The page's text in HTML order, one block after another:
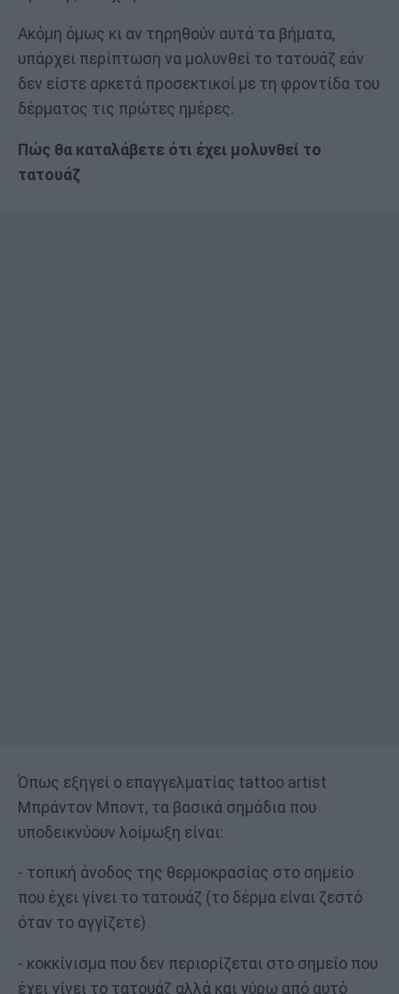
Ακόμη όμως κι αν τηρηθούν αυτά τα βήματα,
υπάρχει περίπτωση να μολυνθεί το τατουάζ εάν
δεν είστε αρκετά προσεκτικοί με τη φροντίδα του
δέρματος τις πρώτες ημέρες.
Πώς θα καταλάβετε ότι έχει μολυνθεί το
τατουάζ
Όπως εξηγεί ο επαγγελματίας tattoo artist
Μπράντον Μποντ, τα βασικά σημάδια που
υποδεικνύουν λοίμωξη είναι:
- τοπική άνοδος της θερμοκρασίας στο σημείο
που έχει γίνει το τατουάζ (το δέρμα είναι ζεστό
όταν το αγγίζετε)
- κοκκίνισμα που δεν περιορίζεται στο σημείο που
έχει γίνει το τατουάζ αλλά και γύρω από αυτό